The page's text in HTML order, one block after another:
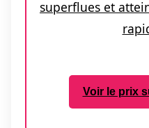
superflues et
Voir le prix